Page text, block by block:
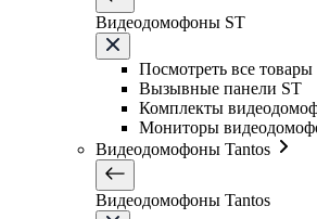
Видеодомофоны ST
Посмотреть все товары
Вызывные панели ST
Комплекты
Мониторы
Видеодомофоны Tantos
Видеодомофоны Tantos